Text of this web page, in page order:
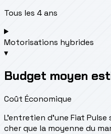
Tous les 4 ans
Motorisations hybrides
▾
Budget moyen
Coût Économique
L'entretien d'une Fiat Pulse
cher que la moyenne du